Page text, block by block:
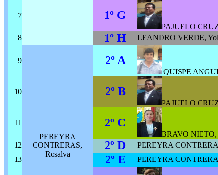
7 1º G
PAJUELO
8
1º H LEANDRO VERDE,
9
PEREYRA
CONTRERAS,
Rosalva
2º A
QUISPE
10 2º B
PAJUELO
11 2º C
BRAVO NIETO,
12
2º D
PEREYRA
13
2º E PEREYRA